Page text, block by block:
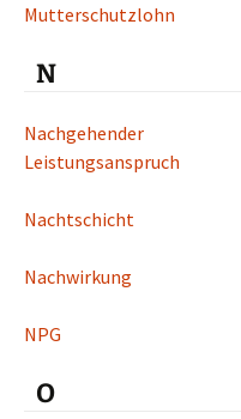
Mutterschutzlohn
N
Nachgehender
Leistungsanspruch
Nachtschicht
Nachwirkung
NPG
O